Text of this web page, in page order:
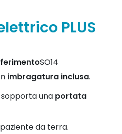
PLUS
SO14
imbragatura inclusa.
una portata
da terra.